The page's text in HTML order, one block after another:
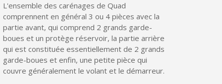
L'ensemble des carénages de Quad
comprennent en général 3 ou 4 pièces avec la
partie avant, qui comprend 2 grands garde-
boues et un protège réservoir, la partie arrière
qui est constituée essentiellement de 2 grands
garde-boues et enfin, une petite pièce qui
couvre généralement le volant et le démarreur.